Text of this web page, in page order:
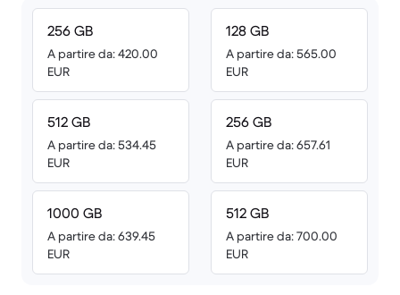
256 GB
A partire da: 420.00
EUR
512 GB
A partire da: 534.45
EUR
1000 GB
A partire da: 639.45
EUR
128 GB
A partire da: 565.00
EUR
256 GB
A partire da: 657.61
EUR
512 GB
A partire da: 700.00
EUR